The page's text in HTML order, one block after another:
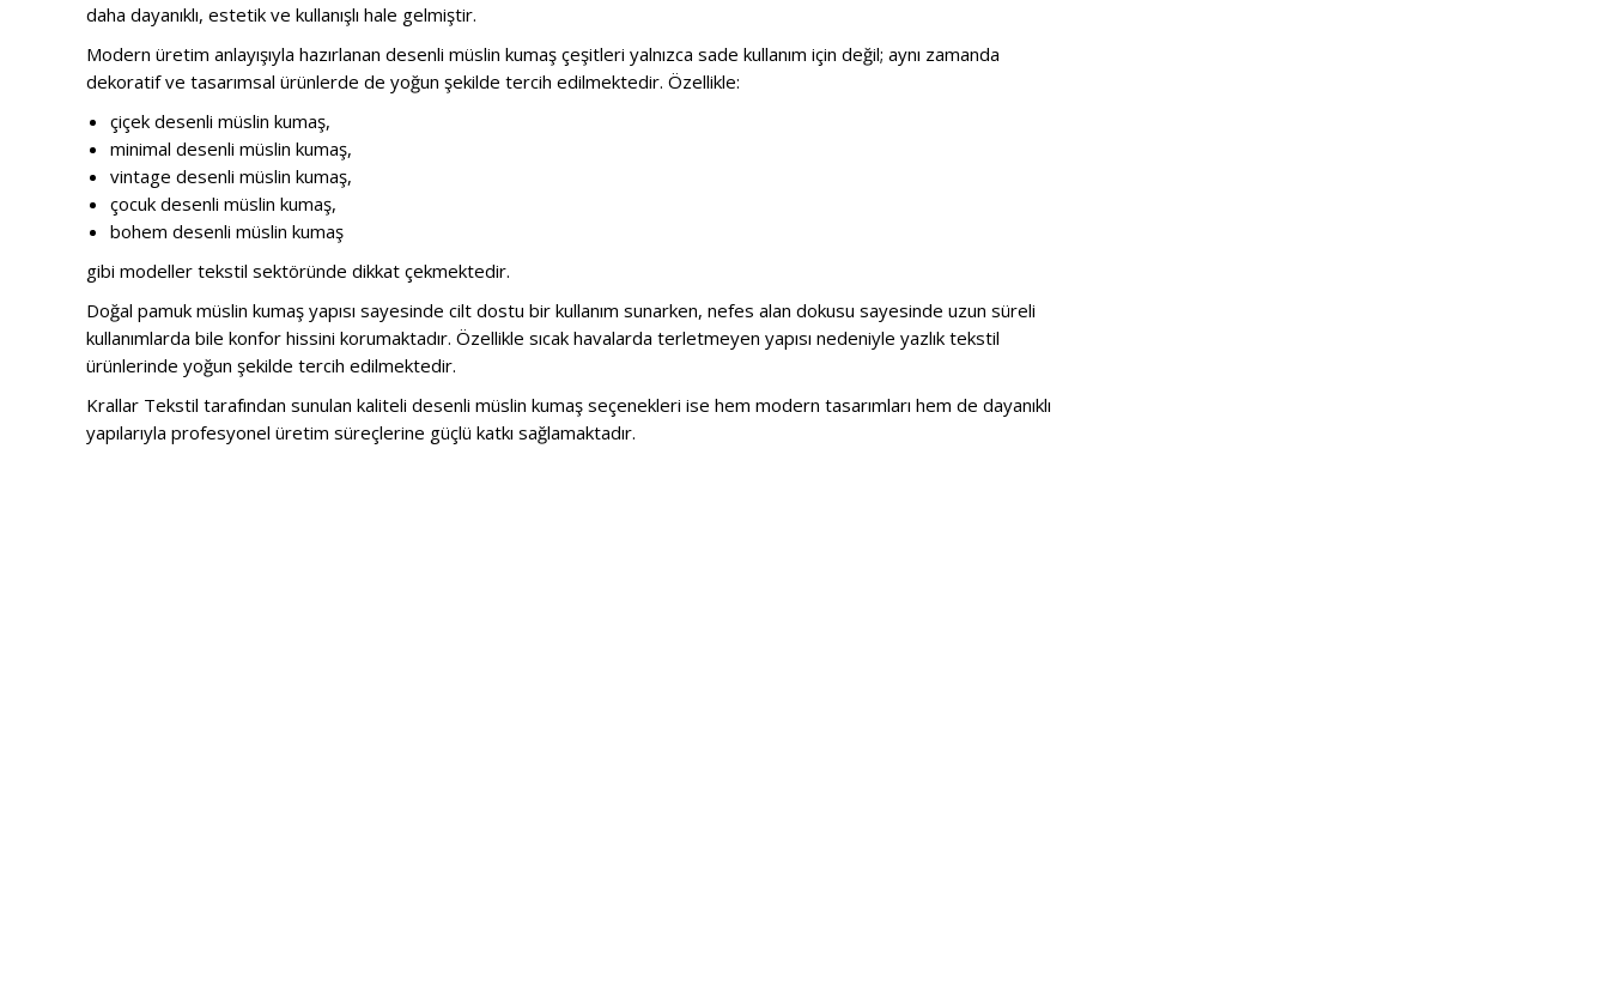
daha dayanıklı, estetik ve kullanışlı hale gelmiştir.
Modern üretim anlayışıyla hazırlanan desenli müslin kumaş çeşitleri yalnızca sade kullanım için değil; aynı zamanda
dekoratif ve tasarımsal ürünlerde de yoğun şekilde tercih edilmektedir. Özellikle:
çiçek desenli müslin kumaş,
minimal desenli müslin kumaş,
vintage desenli müslin kumaş,
çocuk desenli müslin kumaş,
bohem desenli müslin kumaş
gibi modeller tekstil sektöründe dikkat çekmektedir.
Doğal pamuk müslin kumaş yapısı sayesinde cilt dostu bir kullanım sunarken, nefes alan dokusu sayesinde uzun süreli
kullanımlarda bile konfor hissini korumaktadır. Özellikle sıcak havalarda terletmeyen yapısı nedeniyle yazlık tekstil
ürünlerinde yoğun şekilde tercih edilmektedir.
Krallar Tekstil tarafından sunulan kaliteli desenli müslin kumaş seçenekleri ise hem modern tasarımları hem de dayanıklı
yapılarıyla profesyonel üretim süreçlerine güçlü katkı sağlamaktadır.